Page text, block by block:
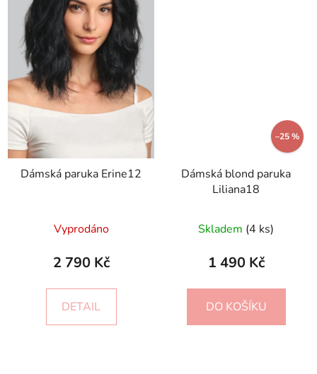
Dámská paruka Erine12
Vyprodáno
2 790 Kč
DETAIL
–25 %
Dámská blond paruka
Liliana18
Skladem (4 ks)
1 490 Kč
DO KOŠÍKU